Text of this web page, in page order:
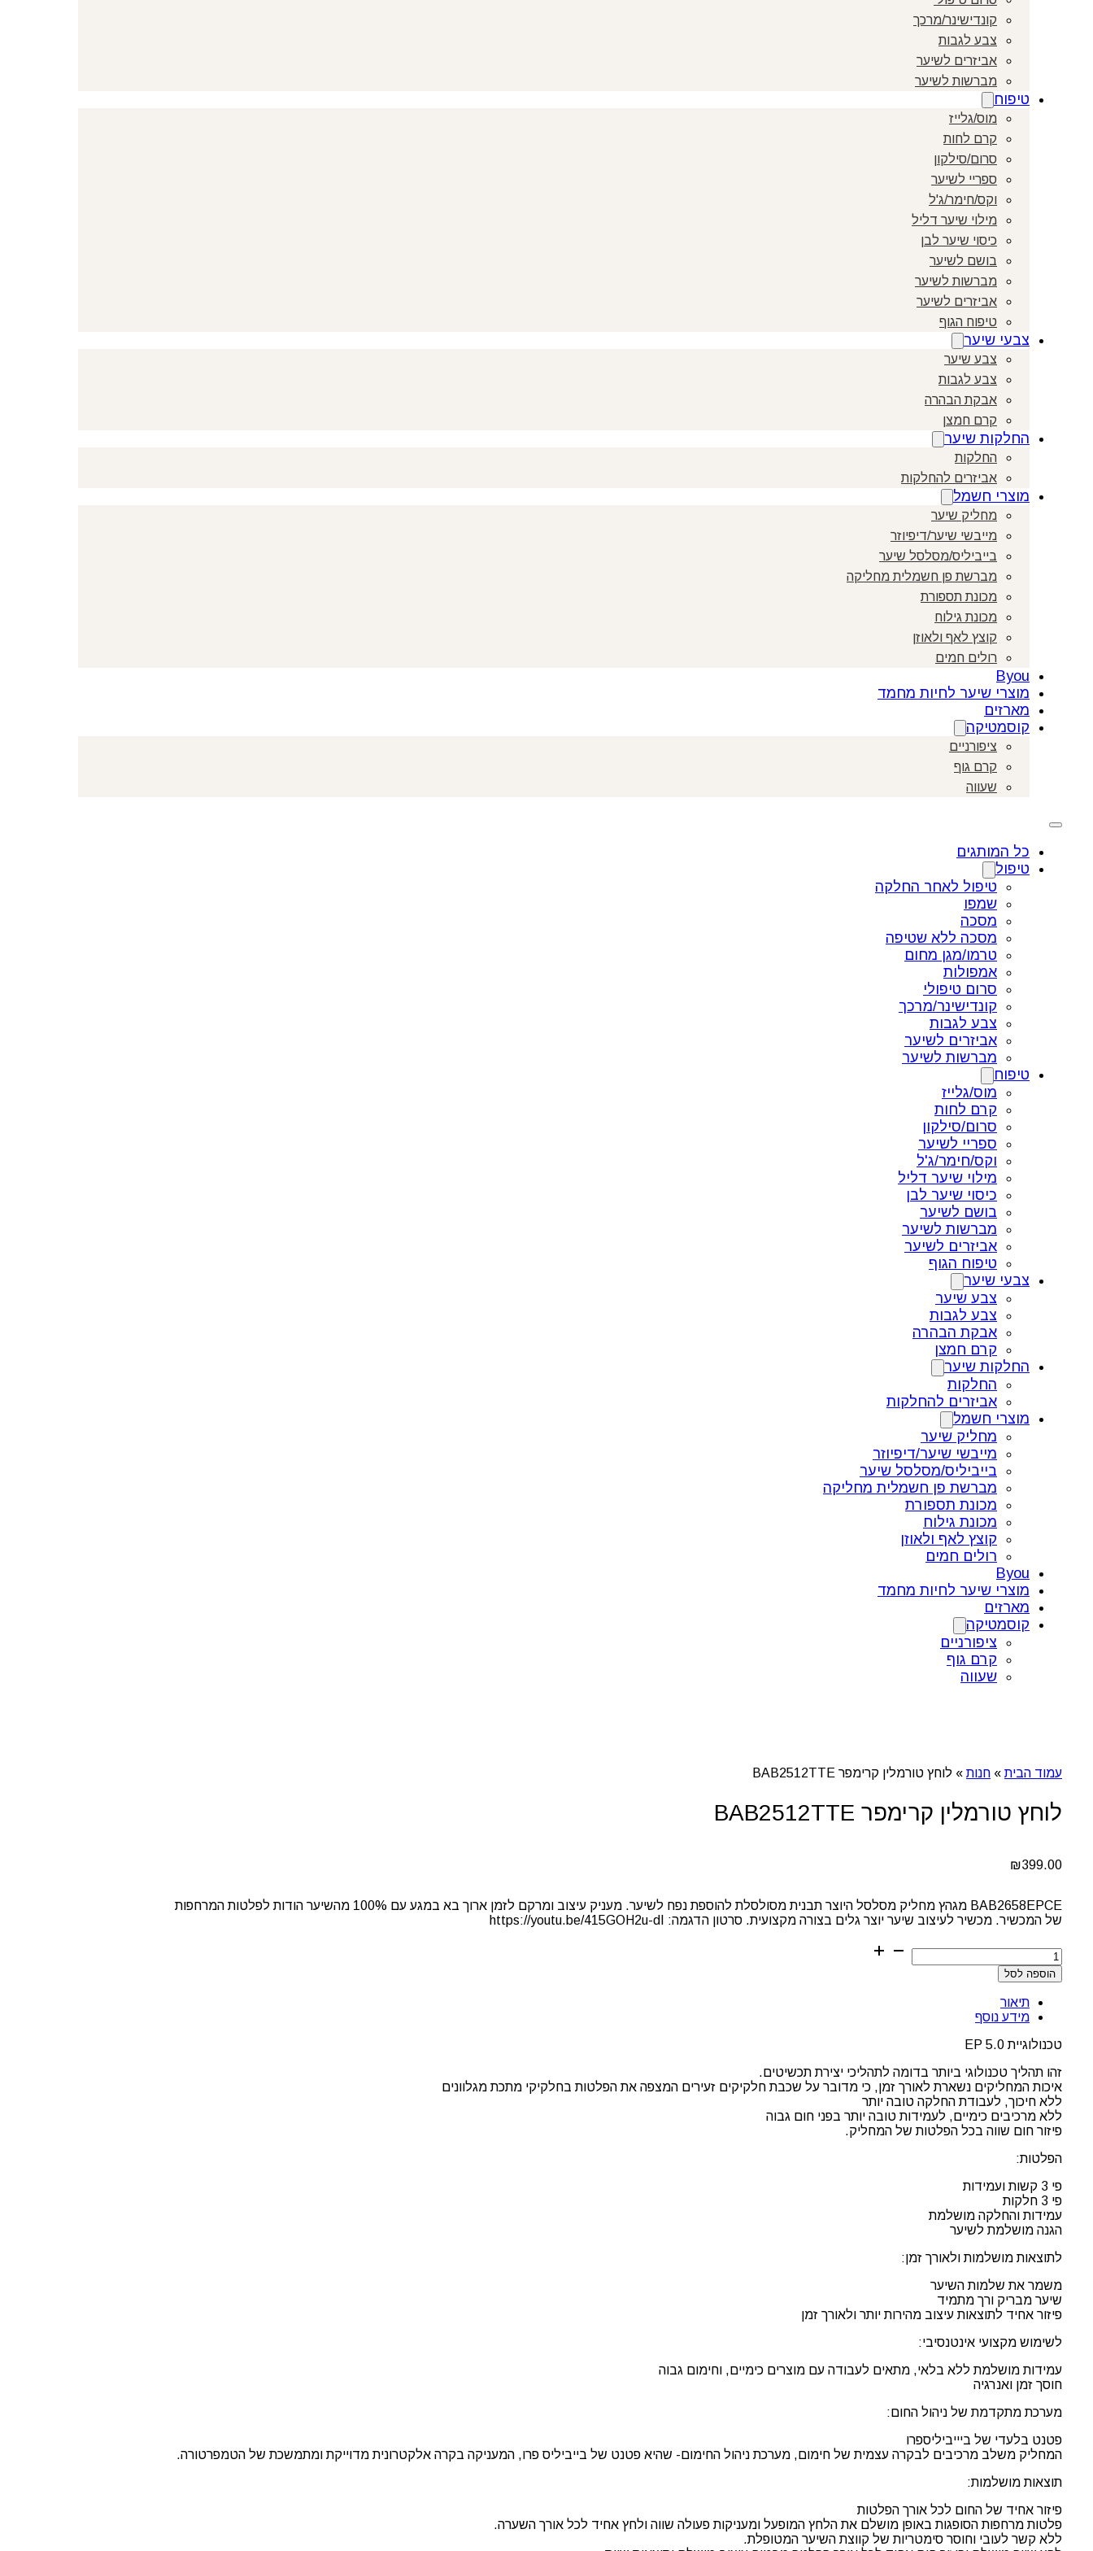
קונדישינר/מרכך
צבע לגבות
אביזרים לשיער
מברשות לשיער
טיפוח
מוס/גלייז
קרם לחות
סרום/סילקון
ספריי לשיער
וקס/חימר/ג'ל
מילוי שיער דליל
כיסוי שיער לבן
בושם לשיער
מברשות לשיער
אביזרים לשיער
טיפוח הגוף
צבעי שיער
צבע שיער
צבע לגבות
אבקת הבהרה
קרם חמצן
החלקות שיער
החלקות
אביזרים להחלקות
מוצרי חשמל
מחליק שיער
מייבשי שיער/דיפיוזר
בייביליס/מסלסל שיער
מברשת פן חשמלית מחליקה
מכונת תספורת
מכונת גילוח
קוצץ לאף ולאוזן
רולים חמים
Byou
מוצרי שיער לחיות מחמד
מארזים
קוסמטיקה
ציפורניים
קרם גוף
שעווה
כל המותגים
טיפול
טיפול לאחר החלקה
שמפו
מסכה
מסכה ללא שטיפה
טרמו/מגן מחום
אמפולות
סרום טיפולי
קונדישינר/מרכך
צבע לגבות
אביזרים לשיער
מברשות לשיער
טיפוח
מוס/גלייז
קרם לחות
סרום/סילקון
ספריי לשיער
וקס/חימר/ג'ל
מילוי שיער דליל
כיסוי שיער לבן
בושם לשיער
מברשות לשיער
אביזרים לשיער
טיפוח הגוף
צבעי שיער
צבע שיער
צבע לגבות
אבקת הבהרה
קרם חמצן
החלקות שיער
החלקות
אביזרים להחלקות
מוצרי חשמל
מחליק שיער
מייבשי שיער/דיפיוזר
בייביליס/מסלסל שיער
מברשת פן חשמלית מחליקה
מכונת תספורת
מכונת גילוח
קוצץ לאף ולאוזן
רולים חמים
Byou
מוצרי שיער לחיות מחמד
מארזים
קוסמטיקה
ציפורניים
קרם גוף
שעווה
עמוד הבית » חנות » לוחץ טורמלין קרימפר BAB2512TTE
לוחץ טורמלין קרימפר BAB2512TTE
₪399.00
BAB2658EPCE מגהץ מחליק מסלסל היוצר תבנית מסולסלת להוספת נפח לשיער. מעניק עיצוב ומרקם לזמן ארוך בא במגע עם 100% מהשיער הודות לפלטות המרחפות
של המכשיר. מכשיר לעיצוב שיער יוצר גלים בצורה מקצועית. סרטון הדגמה: https://youtu.be/415GOH2u-dI
כמות
של
לוחץ
קרימפר
BAB2512TTE
הוספה לסל
תיאור
מידע נוסף
טכנולוגיית EP 5.0
זהו תהליך טכנולוגי ביותר בדומה לתהליכי יצירת תכשיטים.
איכות המחליקים נשארת לאורך זמן, כי מדובר על שכבת חלקיקים זעירים המצפה את הפלטות בחלקיקי מתכת מגלוונים
ללא חיכוך, לעבודת החלקה טובה יותר
ללא מרכיבים כימיים, לעמידות טובה יותר בפני חום גבוה
פיזור חום שווה בכל הפלטות של המחליק.
הפלטות:
פי 3 קשות ועמידות
פי 3 חלקות
עמידות והחלקה מושלמת
הגנה מושלמת לשיער
לתוצאות מושלמות ולאורך זמן:
משמר את שלמות השיער
שיער מבריק ורך מתמיד
פיזור אחיד לתוצאות עיצוב מהירות יותר ולאורך זמן
לשימוש מקצועי אינטנסיבי:
עמידות מושלמת ללא בלאי, מתאים לעבודה עם מוצרים כימיים, וחימום גבוה
חוסך זמן ואנרגיה
מערכת מתקדמת של ניהול החום:
פטנט בלעדי של ביייביליספרו
המחליק משלב מרכיבים לבקרה עצמית של חימום, מערכת ניהול החימום- שהיא פטנט של בייביליס פרו, המעניקה בקרה אלקטרונית מדוייקת ומתמשכת של הטמפרטורה.
תוצאות מושלמות:
פיזור אחיד של החום לכל אורך הפלטות
פלטות מרחפות הסופגות באופן מושלם את הלחץ המופעל ומעניקות פעולה שווה ולחץ אחיד לכל אורך השערה.
ללא קשר לעובי וחוסר סימטריות של קווצת השיער המטופלת.